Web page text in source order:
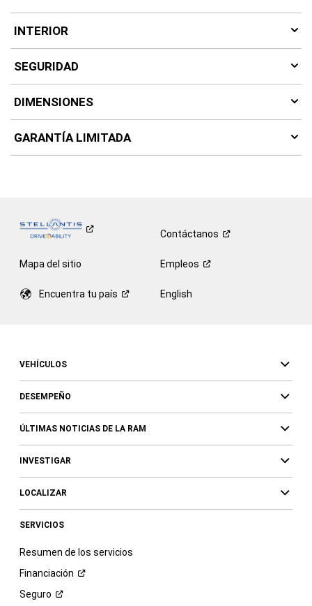
INTERIOR
SEGURIDAD
DIMENSIONES
GARANTÍA LIMITADA
Contáctanos
Mapa del sitio Empleos
Encuentra tu país English
VEHÍCULOS
DESEMPEÑO
ÚLTIMAS NOTICIAS DE LA RAM
INVESTIGAR
LOCALIZAR
SERVICIOS
Resumen de los servicios
Financiación
Seguro